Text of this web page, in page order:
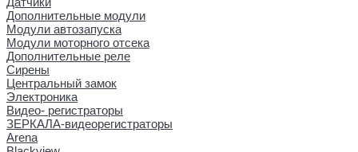
Дополнительные модули
Модули автозапуска
Модули моторного отсека
Дополнительные реле
Сирены
Центральный замок
Электроника
Видео- регистраторы
ЗЕРКАЛА-видеорегистраторы
Arena